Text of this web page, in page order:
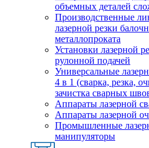
объемных деталей
Производственные
лазерной резки
металлопроката
Установки лазерной
рулонной подачей
Универсальные
4 в 1 (сварка, резка,
зачистка сварных
Аппараты лазерной
Аппараты лазерной
Промышленные
манипуляторы